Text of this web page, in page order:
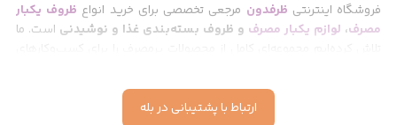
فروشگاه اینترنتی ظرفدون مرجعی تخصصی برای خرید انواع ظروف یکبار
مصرف، لوازم یکبار مصرف و ظروف بسته‌بندی غذا و نوشیدنی است. ما
محصولات موردنیاز خود را سریع‌تر و با اطمینان بیشتری انتخاب کنند.
محصولات ظرفدون برای طیف گسترده‌ای از مشاغل مناسب هستند، از جمله
ارتباط با پشتیبانی در بله